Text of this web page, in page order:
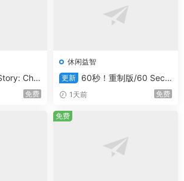
但即使在最低设置下，帧率也在40-50
理器和操作系统
Windows 10/7
存
DirectX 11 GPU:GeForce GTX 1060/镭
Chill
免费
休闲益智
更新
60秒！重制版/60 Seco
nds! Reatomized
1天前 免费
免费